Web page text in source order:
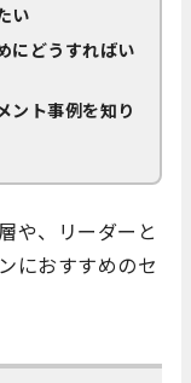
い
にどうすればい
ント事例を知り
や、リーダーと
におすすめのセ